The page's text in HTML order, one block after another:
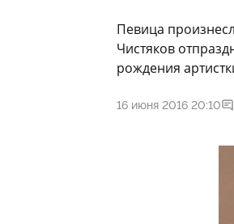
Певица
Чистяков
рождения
16 июня 2016 20:10